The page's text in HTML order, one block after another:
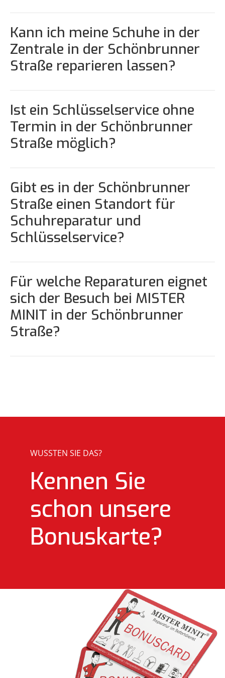
Kann ich meine Schuhe in der
Zentrale in der Schönbrunner
Straße reparieren lassen?
Ist ein Schlüsselservice ohne
Termin in der Schönbrunner
Straße möglich?
Gibt es in der Schönbrunner
Straße einen Standort für
Schuhreparatur und
Schlüsselservice?
Für welche Reparaturen eignet
sich der Besuch bei MISTER
MINIT in der Schönbrunner
Straße?
WUSSTEN SIE DAS?
Kennen Sie
schon unsere
Bonuskarte?